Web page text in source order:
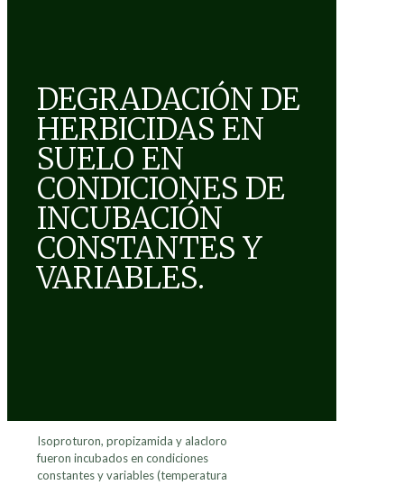
DEGRADACIÓN DE
HERBICIDAS EN
SUELO EN
CONDICIONES DE
INCUBACIÓN
CONSTANTES Y
VARIABLES.
Isoproturon, propizamida y alacloro
fueron incubados en condiciones
constantes y variables (temperatura